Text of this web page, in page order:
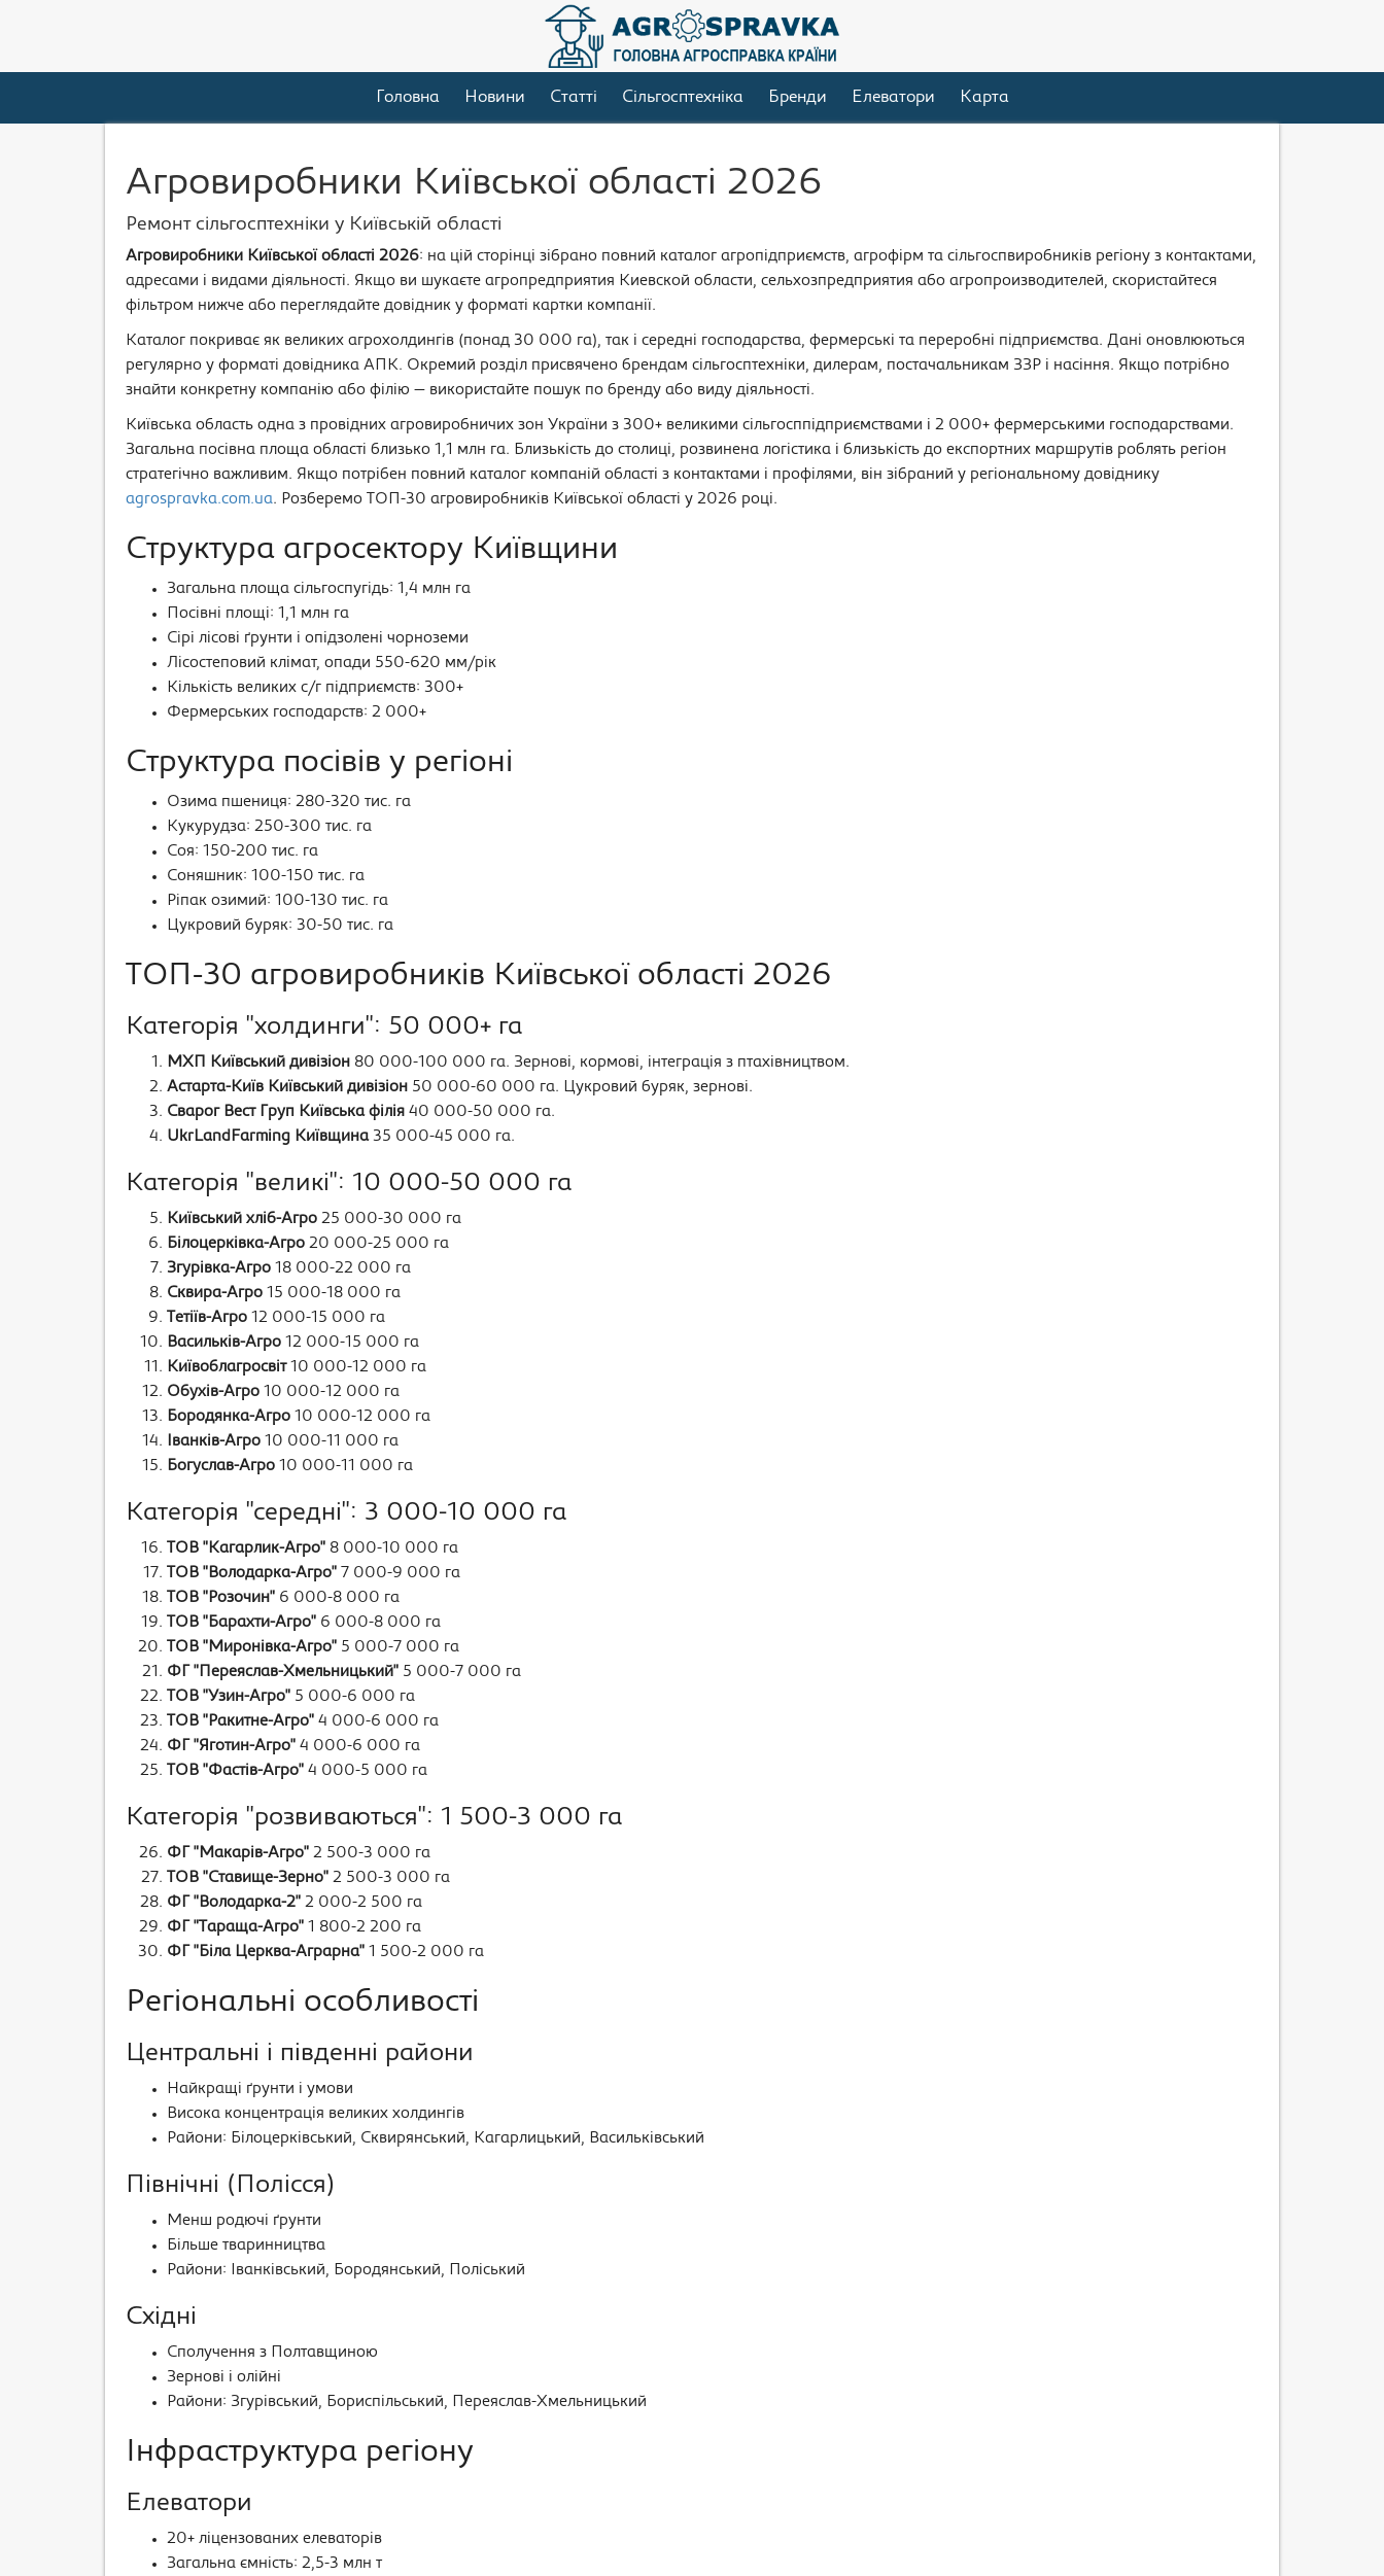
Головна Новини Статті Сільгосптехніка Бренди Елеватори Карта
Агровиробники Київської області 2026
Ремонт сільгосптехніки у Київській області
Агровиробники Київської області 2026: на цій сторінці зібрано повний каталог агропідприємств, агрофірм та сільгоспвиробників регіону з контактами,
адресами і видами діяльності. Якщо ви шукаєте агропредприятия Киевской области, сельхозпредприятия або агропроизводителей, скористайтеся
фільтром нижче або переглядайте довідник у форматі картки компанії.
Каталог покриває як великих агрохолдингів (понад 30 000 га), так і середні господарства, фермерські та переробні підприємства. Дані оновлюються
регулярно у форматі довідника АПК. Окремий розділ присвячено брендам сільгосптехніки, дилерам, постачальникам ЗЗР і насіння. Якщо потрібно
знайти конкретну компанію або філію — використайте пошук по бренду або виду діяльності.
Київська область одна з провідних агровиробничих зон України з 300+ великими сільгосппідприємствами і 2 000+ фермерськими господарствами.
Загальна посівна площа області близько 1,1 млн га. Близькість до столиці, розвинена логістика і близькість до експортних маршрутів роблять регіон
стратегічно важливим. Якщо потрібен повний каталог компаній області з контактами і профілями, він зібраний у регіональному довіднику
agrospravka.com.ua. Розберемо ТОП-30 агровиробників Київської області у 2026 році.
Структура агросектору Київщини
Загальна площа сільгоспугідь: 1,4 млн га
Посівні площі: 1,1 млн га
Сірі лісові ґрунти і опідзолені чорноземи
Лісостеповий клімат, опади 550-620 мм/рік
Кількість великих с/г підприємств: 300+
Фермерських господарств: 2 000+
Структура посівів у регіоні
Озима пшениця: 280-320 тис. га
Кукурудза: 250-300 тис. га
Соя: 150-200 тис. га
Соняшник: 100-150 тис. га
Ріпак озимий: 100-130 тис. га
Цукровий буряк: 30-50 тис. га
ТОП-30 агровиробників Київської області 2026
Категорія "холдинги": 50 000+ га
МХП Київський дивізіон 80 000-100 000 га. Зернові, кормові, інтеграція з птахівництвом.
Астарта-Київ Київський дивізіон 50 000-60 000 га. Цукровий буряк, зернові.
Сварог Вест Груп Київська філія 40 000-50 000 га.
UkrLandFarming Київщина35 000-45 000 га.
Категорія "великі": 10 000-50 000 га
Київський хліб-Агро 25 000-30 000 га
Білоцерківка-Агро 20 000-25 000 га
Згурівка-Агро 18 000-22 000 га
Сквира-Агро 15 000-18 000 га
Тетіїв-Агро 12 000-15 000 га
Васильків-Агро 12 000-15 000 га
Київоблагросвіт10 000-12 000 га
Обухів-Агро 10 000-12 000 га
Бородянка-Агро 10 000-12 000 га
Іванків-Агро 10 000-11 000 га
Богуслав-Агро 10 000-11 000 га
Категорія "середні": 3 000-10 000 га
ТОВ "Кагарлик-Агро" 8 000-10 000 га
ТОВ "Володарка-Агро" 7 000-9 000 га
ТОВ "Розочин" 6 000-8 000 га
ТОВ "Барахти-Агро" 6 000-8 000 га
ТОВ "Миронівка-Агро" 5 000-7 000 га
ФГ "Переяслав-Хмельницький" 5 000-7 000 га
ТОВ "Узин-Агро" 5 000-6 000 га
ТОВ "Ракитне-Агро" 4 000-6 000 га
ФГ "Яготин-Агро" 4 000-6 000 га
ТОВ "Фастів-Агро" 4 000-5 000 га
Категорія "розвиваються": 1 500-3 000 га
ФГ "Макарів-Агро" 2 500-3 000 га
ТОВ "Ставище-Зерно" 2 500-3 000 га
ФГ "Володарка-2" 2 000-2 500 га
ФГ "Тараща-Агро" 1 800-2 200 га
ФГ "Біла Церква-Аграрна" 1 500-2 000 га
Регіональні особливості
Центральні і південні райони
Найкращі ґрунти і умови
Висока концентрація великих холдингів
Райони: Білоцерківський, Сквирянський, Кагарлицький, Васильківський
Північні (Полісся)
Менш родючі ґрунти
Більше тваринництва
Райони: Іванківський, Бородянський, Поліський
Східні
Сполучення з Полтавщиною
Зернові і олійні
Райони: Згурівський, Бориспільський, Переяслав-Хмельницький
Інфраструктура регіону
Елеватори
20+ ліцензованих елеваторів
Загальна ємність: 2,5-3 млн т